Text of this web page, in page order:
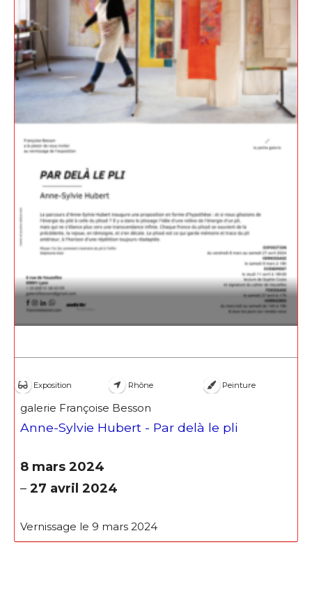
Adresse email*
Prénom
Statut / Organisation
J'accepte lestermes et conditions
* Champ obligatoire
Prénom
Statut / Organisation
Exposition Rhône Peinture
galerie Françoise Besson
Anne-Sylvie Hubert - Par delà le pli
8 mars 2024
– 27 avril 2024
Vernissage le 9 mars 2024